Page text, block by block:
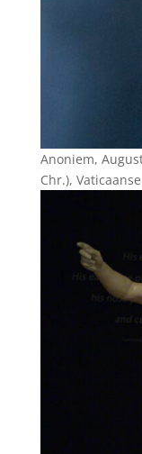
Anoniem,
Chr.),